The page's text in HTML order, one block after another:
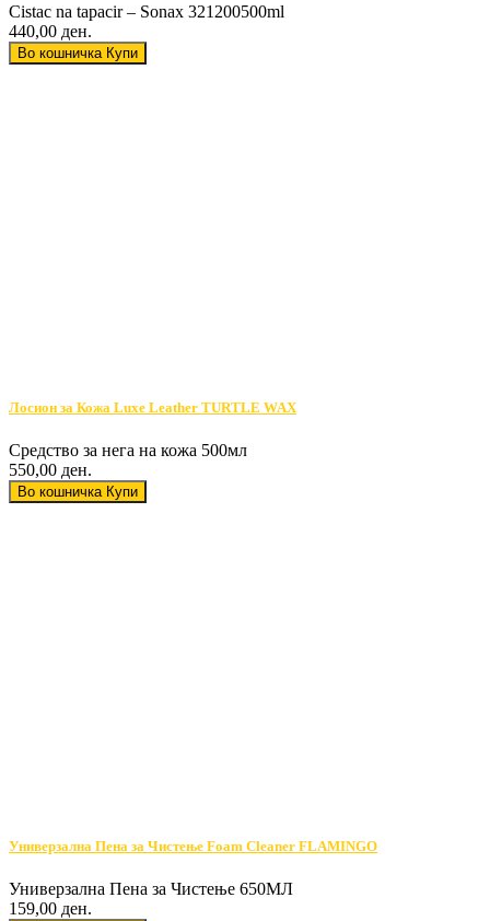
Cistac na tapacir – Sonax 321200500ml
440,00 ден.
Во кошничка Купи
Лосион за Кожа Luxe Leather TURTLE WAX
Средство за нега на кожа 500мл
550,00 ден.
Во кошничка Купи
Универзална Пена за Чистење Foam Cleaner FLAMINGO
Универзална Пена за Чистење 650МЛ
159,00 ден.